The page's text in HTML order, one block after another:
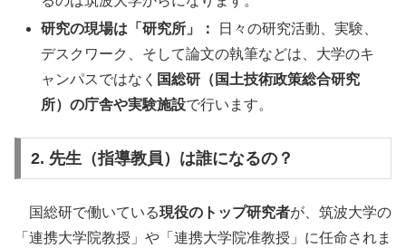
研究の現場は「研究所」：
日々の研究活動、実験、
デスクワーク、そして論文の執筆などは、大学のキ
ャンパスではなく 国総研（国土技術政策総合研究
所）の庁舎や実験施設で行います。
2. 先生（指導教員）は誰になるの？
国総研で働いている現役のトップ研究者が、筑波大学の
「連携大学院教授」や「連携大学院准教授」に任命されま